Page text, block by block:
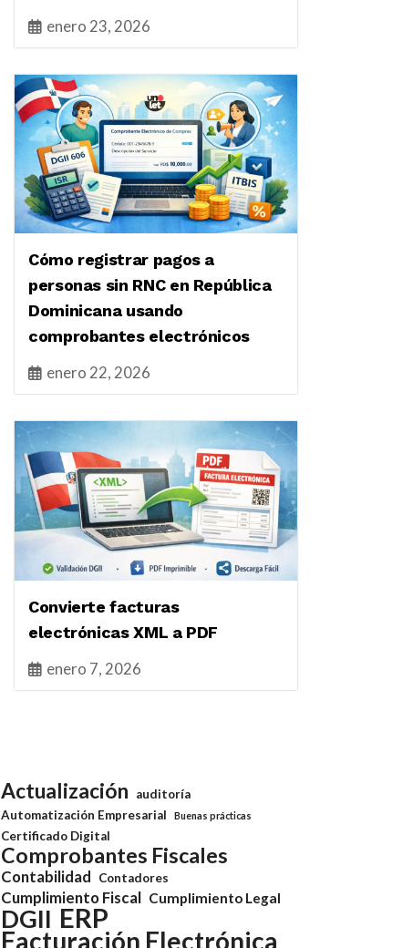
enero 23, 2026
Cómo registrar pagos a
personas sin RNC en República
Dominicana usando
comprobantes electrónicos
enero 22, 2026
Convierte facturas
electrónicas XML a PDF
enero 7, 2026
Actualización
auditoría
Automatización Empresarial
Buenas prácticas
Certificado Digital
Comprobantes Fiscales
Contabilidad Contadores
Cumplimiento Fiscal Cumplimiento Legal
DGII ERP
Facturación Electrónica